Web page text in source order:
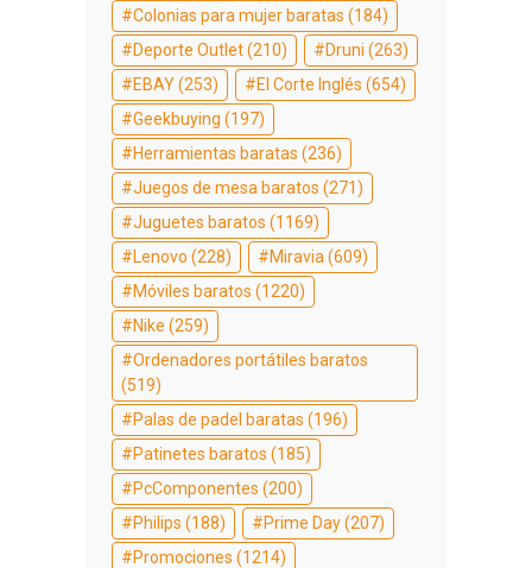
Colonias para mujer baratas (184)
Deporte Outlet(210) Druni (263)
EBAY(253) El Corte Inglés (654)
Geekbuying (197)
Herramientas baratas (236)
Juegos de mesa baratos (271)
Juguetes baratos (1169)
Lenovo (228) Miravia (609)
Móviles baratos (1220)
Nike (259)
Ordenadores portátiles baratos
(519)
Palas de padel baratas (196)
Patinetes baratos (185)
PcComponentes (200)
Philips (188) Prime Day(207)
Promociones (1214)